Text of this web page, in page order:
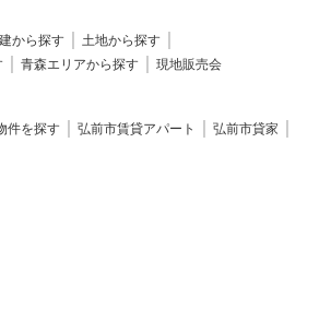
から探す
土地から探す
青森エリアから探す 現地販売会
件を探す 弘前市賃貸アパート
弘前市貸家